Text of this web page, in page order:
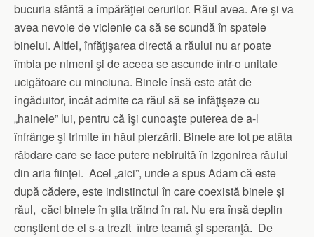
bucuria sfântă a împărăţiei cerurilor. Răul avea. Are şi va
avea nevoie de viclenie ca să se scundă în spatele
binelui. Altfel, înfăţişarea directă a răului nu ar poate
îmbia pe nimeni şi de aceea se ascunde într-o unitate
ucigătoare cu minciuna. Binele însă este atât de
îngăduitor, încât admite ca răul să se înfăţişeze cu
„hainele” lui, pentru că îşi cunoaşte puterea de a-l
înfrânge şi trimite în hăul pierzării. Binele are tot pe atâta
răbdare care se face putere nebiruită în izgonirea răului
din aria fiinţei. Acel „aici”, unde a spus Adam că este
după cădere, este indistinctul în care coexistă binele şi
răul, căci binele în ştia trăind în rai. Nu era însă deplin
conştient de el s-a trezit între teamă şi speranţă. De